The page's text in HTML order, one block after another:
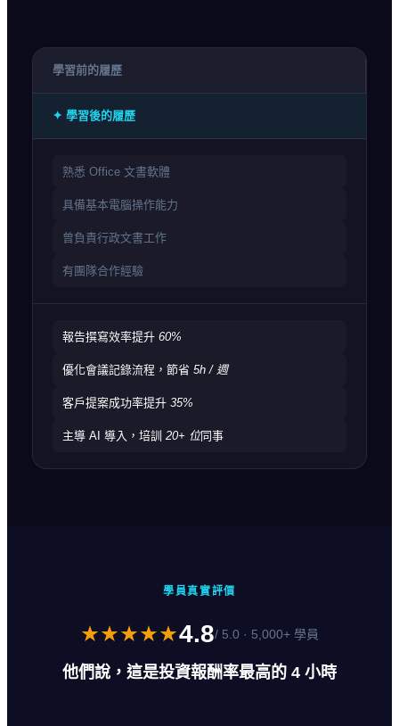
學習前的履歷
✦ 學習後的履歷
熟悉 Office 文書軟體
具備基本電腦操作能力
曾負責行政文書工作
有團隊合作經驗
報告撰寫效率提升 60%
優化會議記錄流程，節省 5h / 週
客戶提案成功率提升 35%
主導 AI 導入，培訓 20+ 位同事
學員真實評價
★★★★★4.8/ 5.0 · 5,000+ 學員
他們說，這是投資報酬率最高的 4 小時